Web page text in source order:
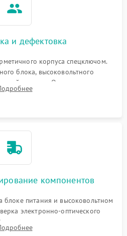
и дефектовка
корпуса спецключом.
блока, высоковольтного
системы. Осмотр контактов
целостности уплотнительных
компонентов
питания и высоковольтном
электронно-оптического
на стенде на предмет эмиссии,
микросхем цифровых